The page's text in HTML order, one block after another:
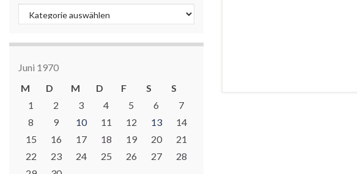
Kategorien
Juni 1970
M
D M D F S
S
1
2 3 4 5 6
7
8
9 10 11 12 13
14
15
16 17 18 19 20
21
22
23 24 25 26 27
28